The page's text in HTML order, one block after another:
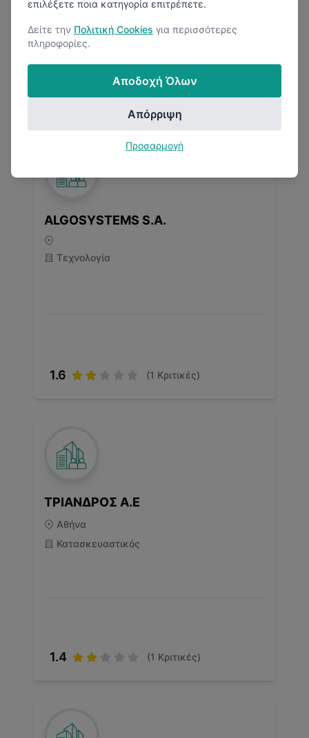
ALGOSYSTEMS S.A.
Τεχνολογία
1.6 (1 Κριτικές)
ΤΡΙΑΝΔΡΟΣ Α.Ε
Αθήνα
Κατασκευαστικός
1.4 (1 Κριτικές)
επιλέξετε ποια κατηγορία επιτρέπετε.
Δείτε την Πολιτική Cookies για περισσότερες
πληροφορίες.
Αποδοχή Όλων
Απόρριψη
Προσαρμογή